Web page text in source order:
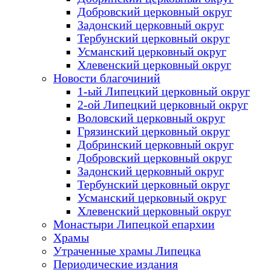
Добровский церковный округ
Задонский церковный округ
Тербунский церковный округ
Усманский церковный округ
Хлевенский церковный округ
Новости благочиний
1-ый Липецкий церковный округ
2-ой Липецкий церковный округ
Воловский церковный округ
Грязинский церковный округ
Добринский церковный округ
Добровский церковный округ
Задонский церковный округ
Тербунский церковный округ
Усманский церковный округ
Хлевенский церковный округ
Монастыри Липецкой епархии
Храмы
Утраченные храмы Липецка
Периодические издания